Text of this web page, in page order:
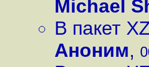
Michael
В пакет
Аноним,